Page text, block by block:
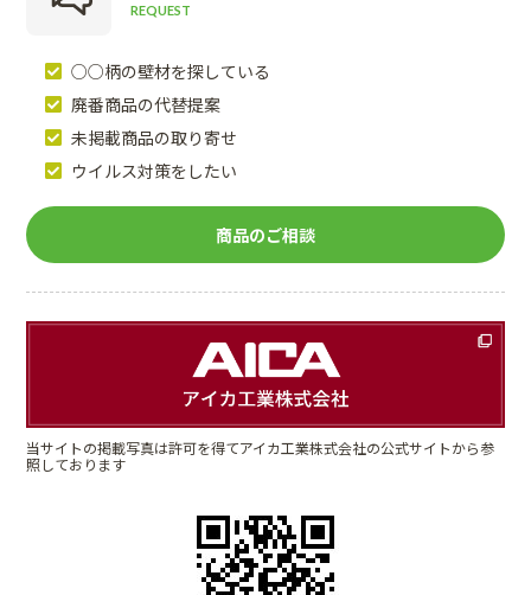
REQUEST
○○柄の壁材を探している
廃番商品の代替提案
未掲載商品の取り寄せ
ウイルス対策をしたい
商品のご相談
当サイトの掲載写真は許可を得てアイカ工業株式会社の公式サイトから参
照しております